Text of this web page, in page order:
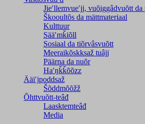
Jieʹllemvueʹjj, vuõiggâdvuõtt da
Škooultõs da mättmateriaal
Kulttuur
Sääʹmǩiõll
Sosiaal da tiõrvâsvuõtt
Meeraikõskksaž tuâjj
Päärna da nuõr
Haʹŋǩǩõõzz
Ääiʹjpoddsaž
Šõddmõõžž
Õhttvuõtt-teâđ
Laasktemteâđ
Media